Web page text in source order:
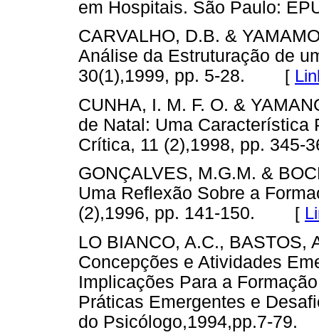
em Hospitais. São Paulo:
CARVALHO, D.B. &
Análise da Estruturação de
30(1),1999, pp. 5-28. [
CUNHA, I. M. F. O. &
de Natal: Uma Característica
Crítica, 11 (2),1998, pp. 345-
GONÇALVES, M.G.M. &
Uma Reflexão Sobre a
(2),1996, pp. 141-150. [
LO BIANCO, A.C., BASTOS,
Concepções e Atividades
Implicações Para a
Práticas Emergentes e
do Psicólogo,1994,pp.7-79.